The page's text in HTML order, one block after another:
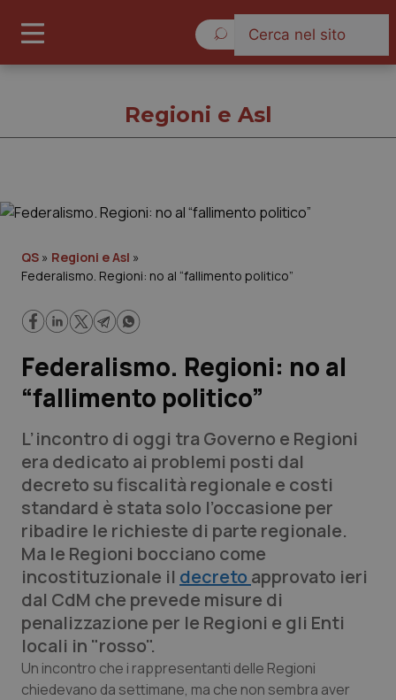
Cronache
Lavoro e Professioni
Scienza e Farmaci
Studi e Analisi
Lettere al direttore
Edizioni Regionali
QS Pro
Professionisti Sanitari.AI
Regioni e Asl
QS » Regioni e Asl »
Federalismo. Regioni: no al “fallimento politico”
Federalismo. Regioni: no al
“fallimento politico”
L’incontro di oggi tra Governo e Regioni
era dedicato ai problemi posti dal
decreto su fiscalità regionale e costi
standard è stata solo l’occasione per
ribadire le richieste di parte regionale.
Ma le Regioni bocciano come
incostituzionale il decreto approvato ieri
dal CdM che prevede misure di
penalizzazione per le Regioni e gli Enti
locali in "rosso".
Un incontro che i rappresentanti delle Regioni
chiedevano da settimane, ma che non sembra aver